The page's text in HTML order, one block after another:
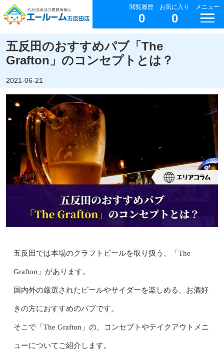
閲覧履歴
0
お気に入り
0
メニュー
五反田のおすすめパブ「The
Grafton」のコンセプトとは？
2021-06-21
五反田では本場のクラフトビールを取り扱う、「The
Grafton」があります。
国内外の厳選されたビールやサイダーを楽しめる、お酒好
きの方におすすめのパブです。
そこで「The Grafton」の、コンセプトやテイクアウトメニ
ューについてご紹介します。